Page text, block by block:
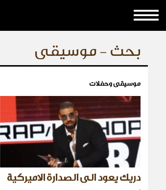
بحث - موسيقى
موسيقى وحفلات
دريك يعود الى الصدارة الاميركية